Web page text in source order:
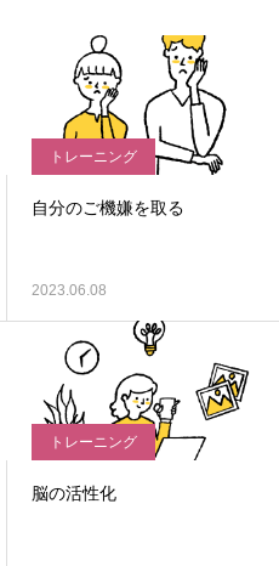
就労先・実
トレーニング
自分のご機嫌を取る
2023.06.08
トレーニング
脳の活性化